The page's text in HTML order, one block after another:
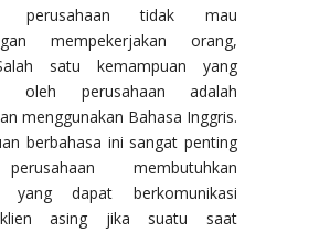
perusahaan tidak mau
mempekerjakan orang,
satu kemampuan yang
oleh perusahaan adalah
menggunakan Bahasa Inggris.
berbahasa ini sangat penting
membutuhkan
yang dapat berkomunikasi
asing jika suatu saat